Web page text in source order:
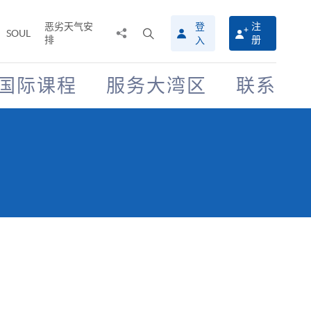
SOUL
恶劣天气安
排
搜
寻
介
面
登
入
注
册
际课程 服务大湾区 联系